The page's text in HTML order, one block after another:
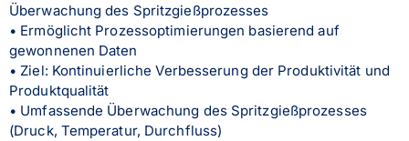
Überwachung des Spritzgießprozesses
• Ermöglicht Prozessoptimierungen basierend auf
gewonnenen Daten
• Ziel: Kontinuierliche Verbesserung der Produktivität und
Produktqualität
• Umfassende Überwachung des Spritzgießprozesses
(Druck, Temperatur, Durchfluss)